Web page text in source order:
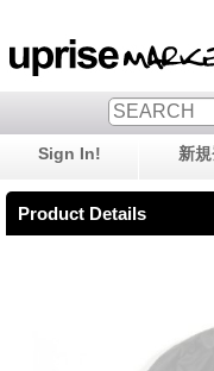
Sign In! 新
Product Details